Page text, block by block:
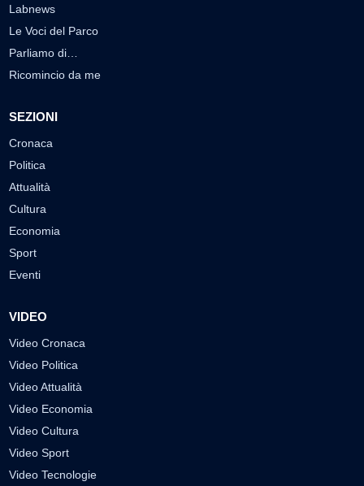
Labnews
Le Voci del Parco
Parliamo di…
Ricomincio da me
SEZIONI
Cronaca
Politica
Attualità
Cultura
Economia
Sport
Eventi
VIDEO
Video Cronaca
Video Politica
Video Attualità
Video Economia
Video Cultura
Video Sport
Video Tecnologie